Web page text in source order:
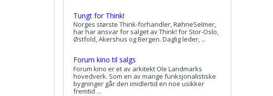
Tungt for Think!
Norges største Think-forhandler, RøhneSelmer,
har har ansvar for salget av Think! for Stor-Oslo,
Østfold, Akershus og Bergen. Daglig leder, ...
Forum kino til salgs
Forum kino er et av arkitekt Ole Landmarks
hovedverk. Som en av mange funksjonalistiske
bygninger går den imidlertid en noe usikker
fremtid ...